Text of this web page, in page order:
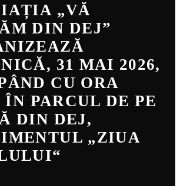
„VĂ
DIN DEJ”
31 MAI 2026,
CU ORA
ÎN PARCUL DE PE
DIN DEJ,
„ZIUA